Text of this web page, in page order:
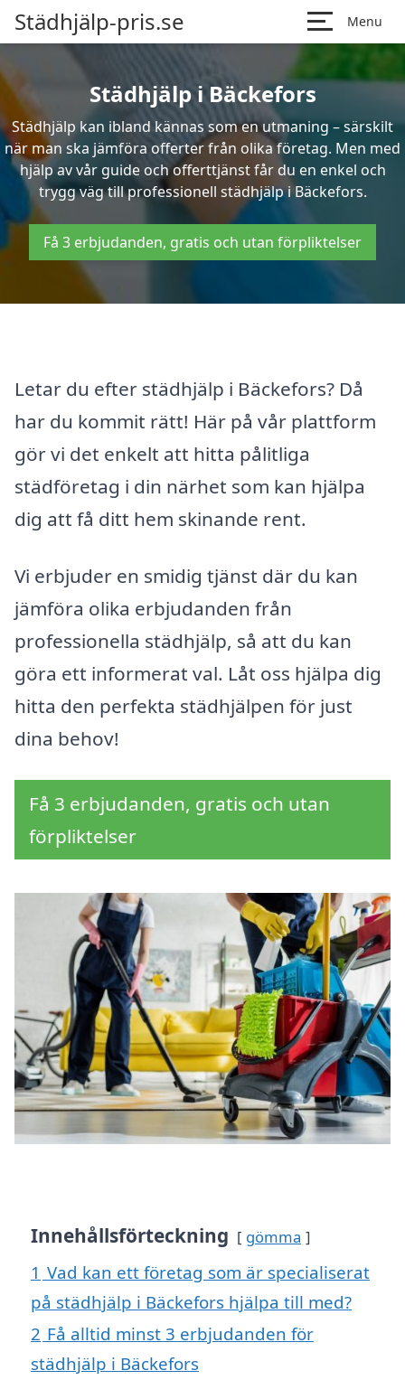
Städhjälp-pris.se Menu
Städhjälp i Bäckefors
Städhjälp kan ibland kännas som en utmaning – särskilt
när man ska jämföra offerter från olika företag. Men med
hjälp av vår guide och offerttjänst får du en enkel och
trygg väg till professionell städhjälp i Bäckefors.
Få 3 erbjudanden, gratis och utan förpliktelser
Letar du efter städhjälp i Bäckefors? Då
har du kommit rätt! Här på vår plattform
gör vi det enkelt att hitta pålitliga
städföretag i din närhet som kan hjälpa
dig att få ditt hem skinande rent.
Vi erbjuder en smidig tjänst där du kan
jämföra olika erbjudanden från
professionella städhjälp, så att du kan
göra ett informerat val. Låt oss hjälpa dig
hitta den perfekta städhjälpen för just
dina behov!
Få 3 erbjudanden, gratis och utan
förpliktelser
Innehållsförteckning gömma
1 Vad kan ett företag som är specialiserat
på städhjälp i Bäckefors hjälpa till med?
2 Få alltid minst 3 erbjudanden för
städhjälp i Bäckefors